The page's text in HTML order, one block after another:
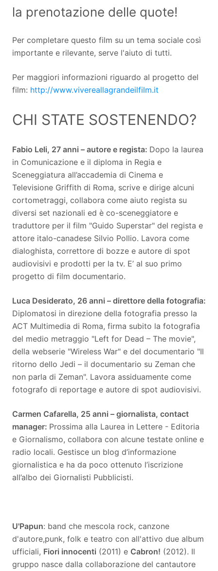
la prenotazione delle quote!
Per completare questo film su un tema sociale così
importante e rilevante, serve l'aiuto di tutti.
Per maggiori informazioni riguardo al progetto del
film: http://www.vivereallagrandeilfilm.it
CHI STATE SOSTENENDO?
Fabio Leli, 27 anni – autore e regista: Dopo la laurea
in Comunicazione e il diploma in Regia e
Sceneggiatura all’accademia di Cinema e
Televisione Griffith di Roma, scrive e dirige alcuni
cortometraggi, collabora come aiuto regista su
diversi set nazionali ed è co-sceneggiatore e
traduttore per il film "Guido Superstar" del regista e
attore italo-canadese Silvio Pollio. Lavora come
dialoghista, correttore di bozze e autore di spot
audiovisivi e prodotti per la tv. E’ al suo primo
progetto di film documentario.
Luca Desiderato, 26 anni – direttore della fotografia:
Diplomatosi in direzione della fotografia presso la
ACT Multimedia di Roma, firma subito la fotografia
del medio metraggio "Left for Dead – The movie",
della webserie "Wireless War" e del documentario "Il
ritorno dello Jedi – il documentario su Zeman che
non parla di Zeman". Lavora assiduamente come
fotografo di reportage e autore di spot audiovisivi.
Carmen Cafarella, 25 anni – giornalista, contact
manager: Prossima alla Laurea in Lettere - Editoria
e Giornalismo, collabora con alcune testate online e
radio locali. Gestisce un blog d’informazione
giornalistica e ha da poco ottenuto l’iscrizione
all’albo dei Giornalisti Pubblicisti.
U'Papun: band che mescola rock, canzone
d'autore,punk, folk e teatro con all'attivo due album
ufficiali, Fiori innocenti (2011) e Cabron! (2012). Il
gruppo nasce dalla collaborazione del cantautore